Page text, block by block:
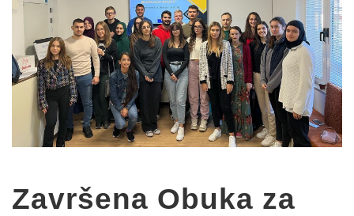
Završena Obuka za